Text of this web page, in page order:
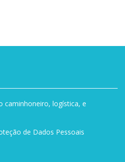
caminhoneiro, logística, e
de Dados Pessoais